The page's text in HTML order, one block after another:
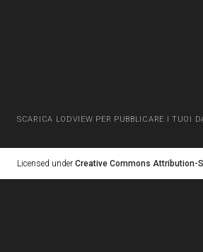
SCARICA LODVIEW PER PUBBLICARE I TUOI
Licensed under Creative Commons Attribution-